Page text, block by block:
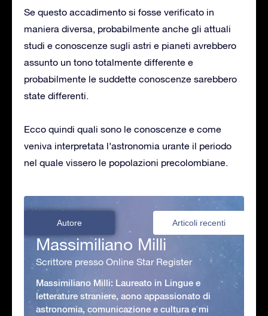
Se questo accadimento si fosse verificato in
maniera diversa, probabilmente anche gli attuali
studi e conoscenze sugli astri e pianeti avrebbero
assunto un tono totalmente differente e
probabilmente le suddette conoscenze sarebbero
state differenti.
Ecco quindi quali sono le conoscenze e come
veniva interpretata l’astronomia urante il periodo
nel quale vissero le popolazioni precolombiane.
Autore Articoli recenti
Massimiliano Milli
Scrittore presso Online Star Register
Massimiliano Milli: Laureato in Lingue e
letterature straniere, aono appassionato di
astronomia, comunicazione e cultura e mi